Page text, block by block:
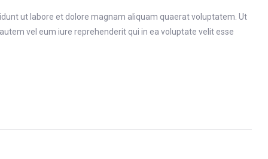
ut labore et dolore magnam aliquam quaerat voluptatem. Ut
vel eum iure reprehenderit qui in ea voluptate velit esse